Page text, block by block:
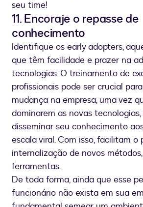
seu time!
11. Encoraje o repasse de
conhecimento
Identifique os early adopters,
que têm facilidade e prazer na
tecnologias. O treinamento de
profissionais pode ser crucial
mudança na empresa, uma vez
dominarem as novas
disseminar seu conhecimento
escala viral. Com isso, facilitam o
internalização de novos
ferramentas.
De toda forma, ainda que esse
funcionário não exista em sua